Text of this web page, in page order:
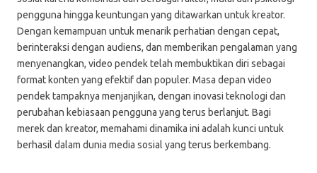
pengguna hingga keuntungan yang ditawarkan untuk kreator.
Dengan kemampuan untuk menarik perhatian dengan cepat,
berinteraksi dengan audiens, dan memberikan pengalaman yang
menyenangkan, video pendek telah membuktikan diri sebagai
format konten yang efektif dan populer. Masa depan video
pendek tampaknya menjanjikan, dengan inovasi teknologi dan
perubahan kebiasaan pengguna yang terus berlanjut. Bagi
merek dan kreator, memahami dinamika ini adalah kunci untuk
berhasil dalam dunia media sosial yang terus berkembang.